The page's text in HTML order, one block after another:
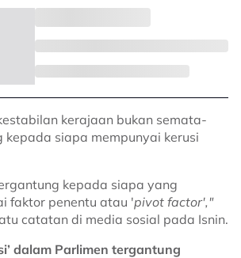
kerajaan bukan semata-
siapa mempunyai kerusi
kepada siapa yang
faktor penentu atau 'pivot factor',"
catatan di media sosial pada Isnin.
dalam Parlimen tergantung